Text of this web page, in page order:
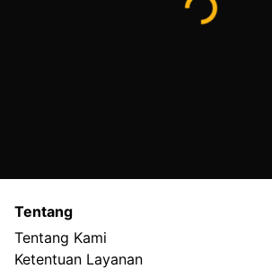
Tentang
Tentang Kami
Ketentuan Layanan